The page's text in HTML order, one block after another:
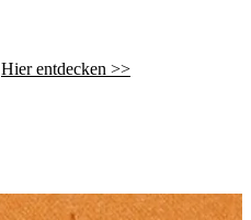
Hier entdecken >>